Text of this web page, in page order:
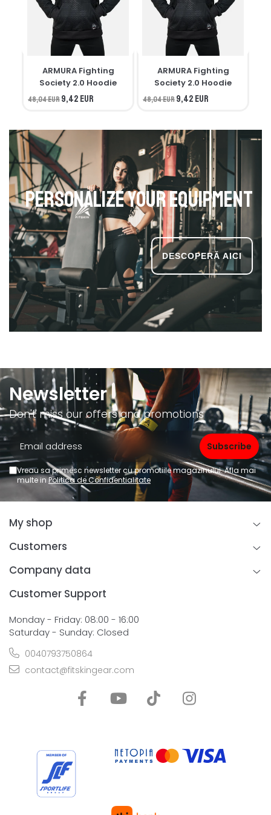
ARMURA Fighting
Society 2.0 Hoodie
48,04 EUR9,42 EUR
ARMURA Fighting
Society 2.0 Hoodie
48,04 EUR9,42 EUR
Personalize your equipment
Newsletter
Don't miss our offers and promotions
Vreau sa primesc newsletter cu promotiile magazinului. Afla mai
multe inPolitica de Confidentialitate
My shop
Customers
Company data
Customer Support
Monday - Friday: 08:00 - 16:00
Saturday - Sunday: Closed
0040793750864
contact@fitskingear.com